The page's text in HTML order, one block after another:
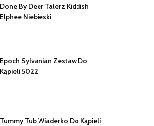
Done By Deer Talerz Kiddish
Elphee Niebieski
Epoch Sylvanian Zestaw Do
Kąpieli 5022
Tummy Tub Wiaderko Do Kąpieli